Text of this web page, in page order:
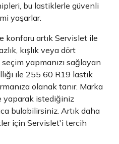
bu lastiklerle güvenli
yaşarlar.
konforu artık Servislet ile
kışlık veya dört
yapmanızı sağlayan
ile 255 60 R19 lastik
olanak tanır. Marka
yaparak istediğiniz
bulabilirsiniz. Artık daha
için Servislet'i tercih